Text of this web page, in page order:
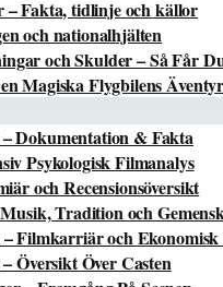
– Fakta, tidlinje och källor
och nationalhjälten
och Skulder – Så Får
Magiska Flygbilens Äventyr
Dokumentation & Fakta
Psykologisk Filmanalys
och Recensionsöversikt
Tradition och
Filmkarriär och
Översikt Över Casten